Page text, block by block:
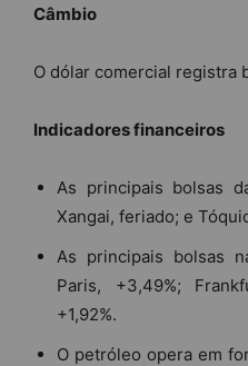
Câmbio
O dólar comercial registra
Indicadores financeiros
As principais bolsas
Xangai, feriado; e
As principais bolsas
Paris, +3,49%;
+1,92%.
O petróleo opera em